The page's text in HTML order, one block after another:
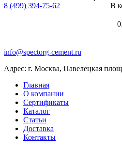
8 (499) 394-75-62
В
info@spectorg-cement.ru
Адрес: г. Москва, Павелецкая
Главная
О компании
Сертификаты
Каталог
Статьи
Доставка
Контакты